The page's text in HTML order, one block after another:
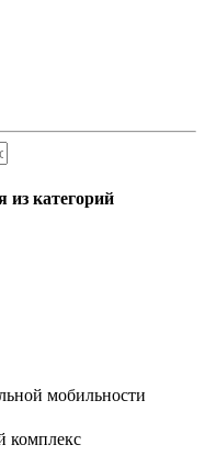
из категорий
мобильности
комплекс